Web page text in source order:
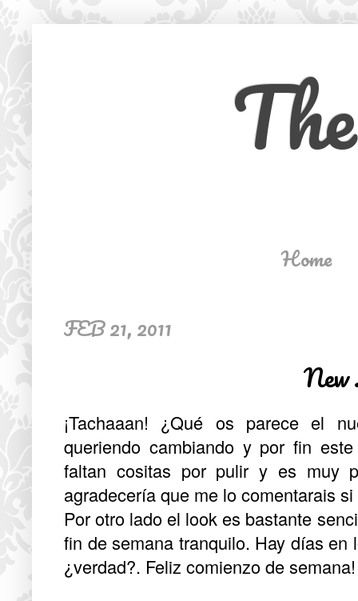
Home
FEB 21, 2011
¡Tachaaan! ¿Qué os parece el
queriendo cambiando y por fin
faltan cositas por pulir y es muy
agradecería que me lo comentarais
Por otro lado el look es bastante
fin de semana tranquilo. Hay días
¿verdad?. Feliz comienzo de semana!